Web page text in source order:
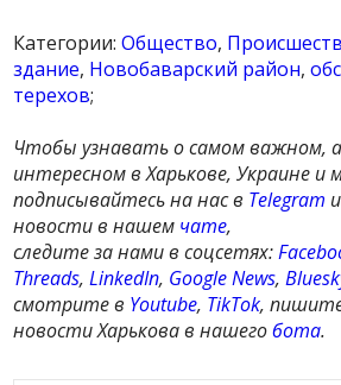
Категории:Общество,
здание, Новобаварский район,
терехов;
Чтобы узнавать о самом важном,
интересном в Харькове, Украине и
подписывайтесь на нас в Telegram
новости в нашем чате,
следите за нами в соцсетях:
Threads,LinkedIn, Google News,
смотрите в Youtube, TikTok,
новости Харькова в нашегобота.